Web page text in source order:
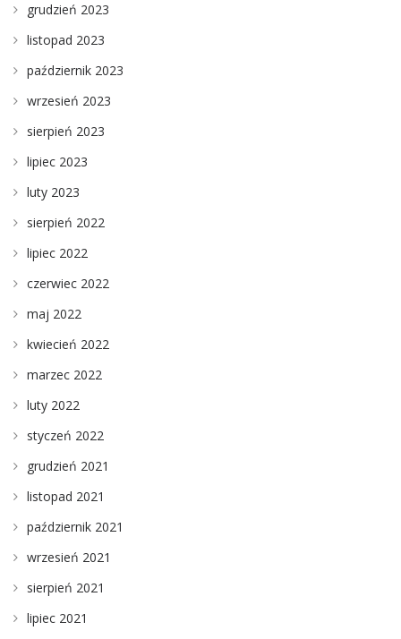
grudzień 2023
listopad 2023
październik 2023
wrzesień 2023
sierpień 2023
lipiec 2023
luty 2023
sierpień 2022
lipiec 2022
czerwiec 2022
maj 2022
kwiecień 2022
marzec 2022
luty 2022
styczeń 2022
grudzień 2021
listopad 2021
październik 2021
wrzesień 2021
sierpień 2021
lipiec 2021